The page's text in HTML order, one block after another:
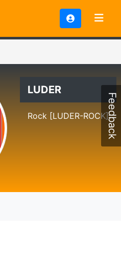
LUDER
Rock [LUDER-ROCK]Feedback